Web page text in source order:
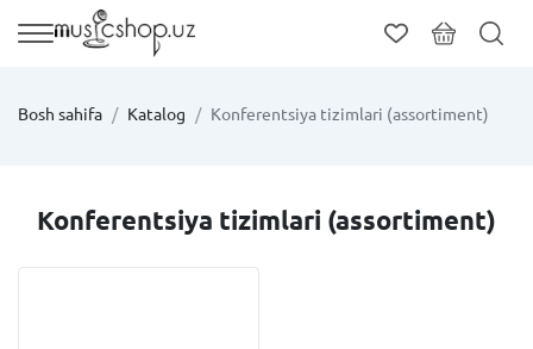
Bosh sahifa Katalog Konferentsiya tizimlari (assortiment)
Konferentsiya tizimlari (assortiment)